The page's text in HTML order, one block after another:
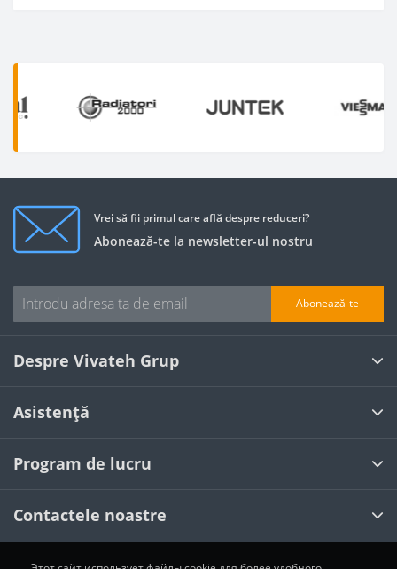
Vrei să fii primul care află despre reduceri?
Abonează-te la newsletter-ul nostru
Abonează-te
Despre Vivateh Grup
Asistență
Program de lucru
Contactele noastre